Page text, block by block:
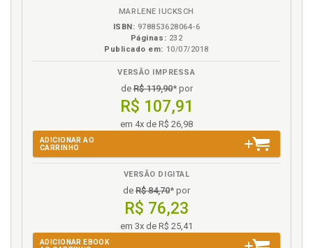
MARLENE IUCKSCH
ISBN: 978853628064-6
Páginas: 232
Publicado em: 10/07/2018
VERSÃO IMPRESSA
deR$ 119,90* por
R$ 107,91
em 4x de R$ 26,98
ADICIONAR AO
CARRINHO
VERSÃO DIGITAL
de R$ 84,70* por
R$ 76,23
em 3x de R$ 25,41
ADICIONAR EBOOK